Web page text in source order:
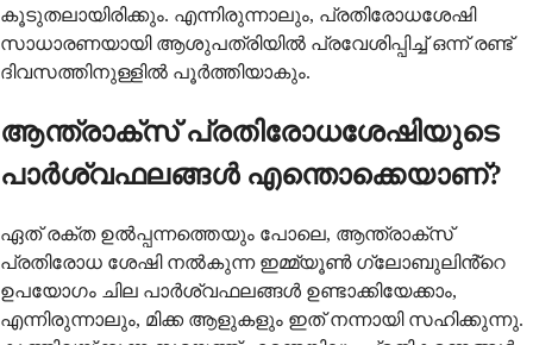
കൂടുതലായിരിക്കും. എന്നിരുന്നാലും, പ്രതിരോധശേഷി
സാധാരണയായി ആശുപത്രിയിൽ പ്രവേശിപ്പിച്ച് ഒന്ന് രണ്ട്
ദിവസത്തിനുള്ളിൽ പൂർത്തിയാകും.
ആന്ത്രാക്സ് പ്രതിരോധശേഷിയുടെ
പാർശ്വഫലങ്ങൾ എന്തൊക്കെയാണ്?
ഏത് രക്ത ഉൽപ്പന്നത്തെയും പോലെ, ആന്ത്രാക്സ്
പ്രതിരോധ ശേഷി നൽകുന്ന ഇമ്മ്യൂൺ ഗ്ലോബുലിൻ്റെ
ഉപയോഗം ചില പാർശ്വഫലങ്ങൾ ഉണ്ടാക്കിയേക്കാം,
എന്നിരുന്നാലും, മിക്ക ആളുകളും ഇത് നന്നായി സഹിക്കുന്നു.